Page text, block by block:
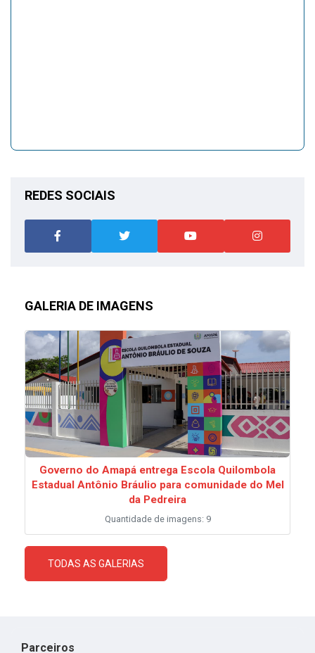
REDES SOCIAIS
GALERIA DE IMAGENS
Governo do Amapá entrega Escola Quilombola
Estadual Antônio Bráulio para comunidade do Mel
da Pedreira
Quantidade de imagens: 9
TODAS AS GALERIAS
Parceiros